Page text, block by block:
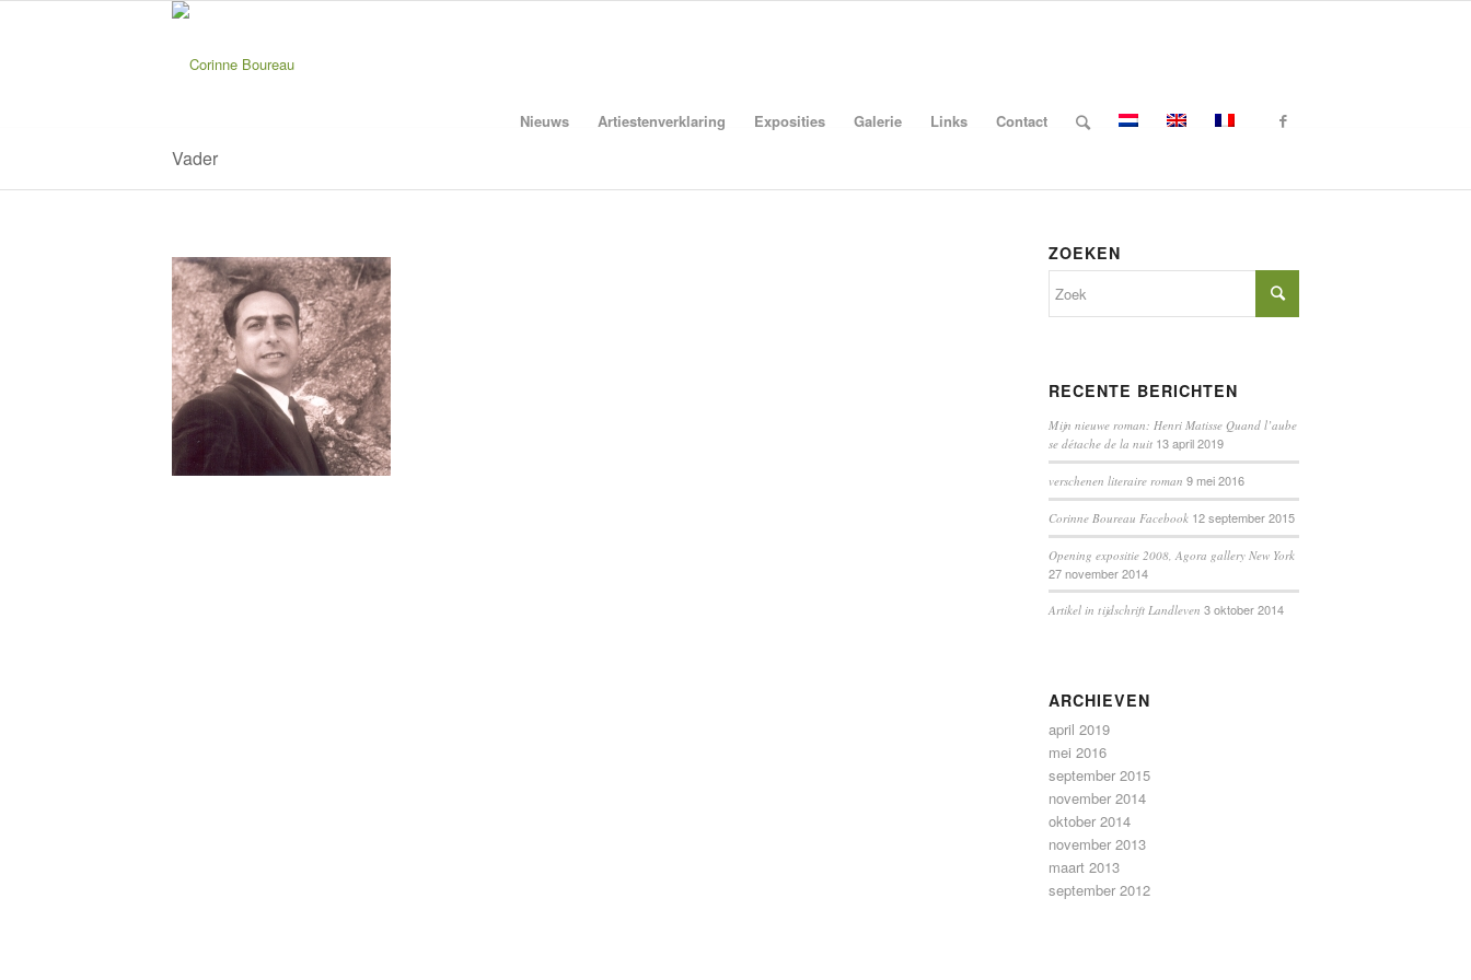
Nieuws Artiestenverklaring Exposities Galerie Links Contact
Vader
ZOEKEN
RECENTE BERICHTEN
Mijn nieuwe roman: Henri Matisse Quand l’aube
se détache de la nuit 13 april 2019
verschenen literaire roman 9 mei 2016
Corinne Boureau Facebook 12 september 2015
Opening expositie 2008, Agora gallery New York
27 november 2014
Artikel in tijdschrift Landleven 3 oktober 2014
ARCHIEVEN
april 2019
mei 2016
september 2015
november 2014
oktober 2014
november 2013
maart 2013
september 2012